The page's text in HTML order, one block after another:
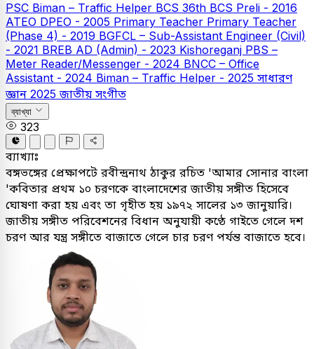
PSC Biman – Traffic Helper BCS 36th BCS Preli - 2016
ATEO DPEO - 2005 Primary Teacher Primary Teacher
(Phase 4) - 2019 BGFCL – Sub-Assistant Engineer (Civil)
- 2021 BREB AD (Admin) - 2023 Kishoreganj PBS –
Meter Reader/Messenger - 2024 BNCC – Office
Assistant - 2024 Biman – Traffic Helper - 2025 সাধারণ
জ্ঞান 2025জাতীয় সংগীত
ব্যাখ্যা
323
ব্যাখ্যাঃ
বঙ্গভঙ্গের প্রেক্ষাপটে রবীন্দ্রনাথ ঠাকুর রচিত 'আমার সোনার বাংলা
'কবিতার প্রথম ১০ চরণকে বাংলাদেশের জাতীয় সঙ্গীত হিসেবে
ঘোষণা করা হয় এবং তা গৃহীত হয় ১৯৭২ সালের ১৩ জানুয়ারি।
জাতীয় সঙ্গীত পরিবেশনের বিধান অনুযায়ী কণ্ঠে গাইতে গেলে দশ
চরণ আর যন্ত্র সঙ্গীতে বাজাতে গেলে চার চরণ পর্যন্ত বাজাতে হবে।